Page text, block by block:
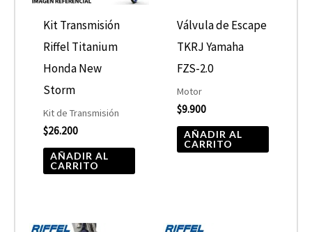
Kit Transmisión
Riffel Titanium
Honda New
Storm
Kit de Transmisión
$26.200
AÑADIR AL
CARRITO
Válvula de Escape
TKRJ Yamaha
FZS-2.0
Motor
$9.900
AÑADIR AL
CARRITO